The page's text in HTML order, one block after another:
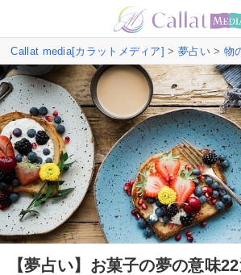
Callat media[カラットメディア] > 夢占い> 物
【夢占い】お菓子の夢の意味